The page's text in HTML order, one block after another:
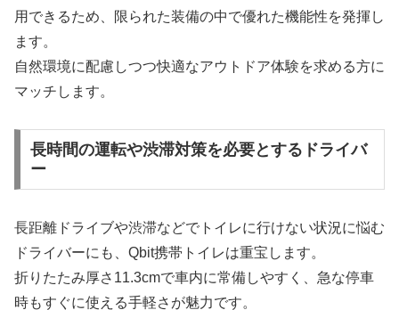
用できるため、限られた装備の中で優れた機能性を発揮し
ます。
自然環境に配慮しつつ快適なアウトドア体験を求める方に
マッチします。
長時間の運転や渋滞対策を必要とするドライバ
ー
長距離ドライブや渋滞などでトイレに行けない状況に悩む
ドライバーにも、Qbit携帯トイレは重宝します。
折りたたみ厚さ11.3cmで車内に常備しやすく、急な停車
時もすぐに使える手軽さが魅力です。